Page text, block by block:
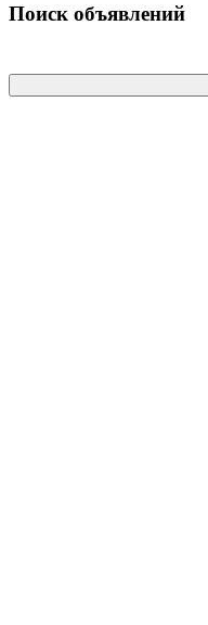
Поиск объявлений